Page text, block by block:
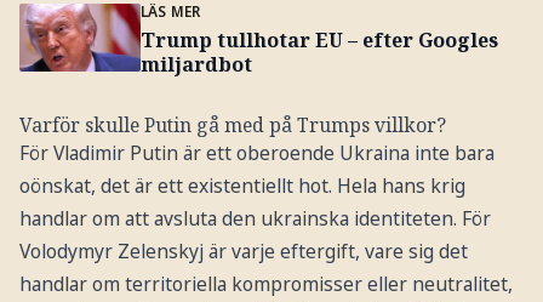
LÄS MER
Trump tullhotar EU – efter Googles
miljardbot
Varför skulle Putin gå med på Trumps villkor?
För Vladimir Putin är ett oberoende Ukraina inte bara
oönskat, det är ett existentiellt hot. Hela hans krig
handlar om att avsluta den ukrainska identiteten. För
Volodymyr Zelenskyj är varje eftergift, vare sig det
handlar om territoriella kompromisser eller neutralitet,